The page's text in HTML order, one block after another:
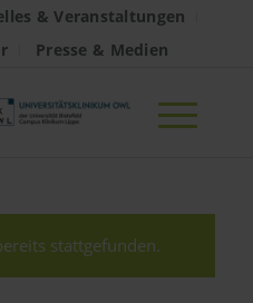
& Veranstaltungen
Presse & Medien
stattgefunden.